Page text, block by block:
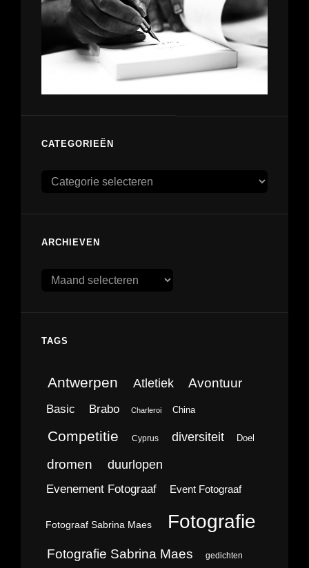
CATEGORIEËN
Categorieën
ARCHIEVEN
Archieven
TAGS
Antwerpen Atletiek Avontuur
Basic Brabo Charleroi China
Competitie Cyprus diversiteit Doel
dromen duurlopen
Evenement Fotograaf Event Fotograaf
Fotograaf Sabrina Maes Fotografie
Fotografie Sabrina Maes gedichten